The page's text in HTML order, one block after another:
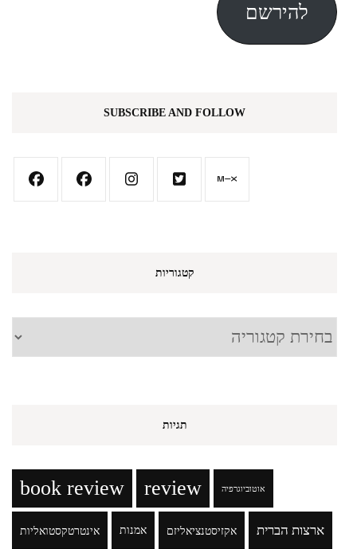
להירשם
SUBSCRIBE AND FOLLOW
קטגוריות
קטגוריות
תגיות
book review review אוטוביוגרפיה
אינטרטקסטואליות אמנות אקזיסטנציאליזם ארצות הברית